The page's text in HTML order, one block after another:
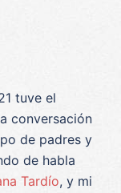
tuve el
conversación
de padres y
de habla
Tardío, y mi